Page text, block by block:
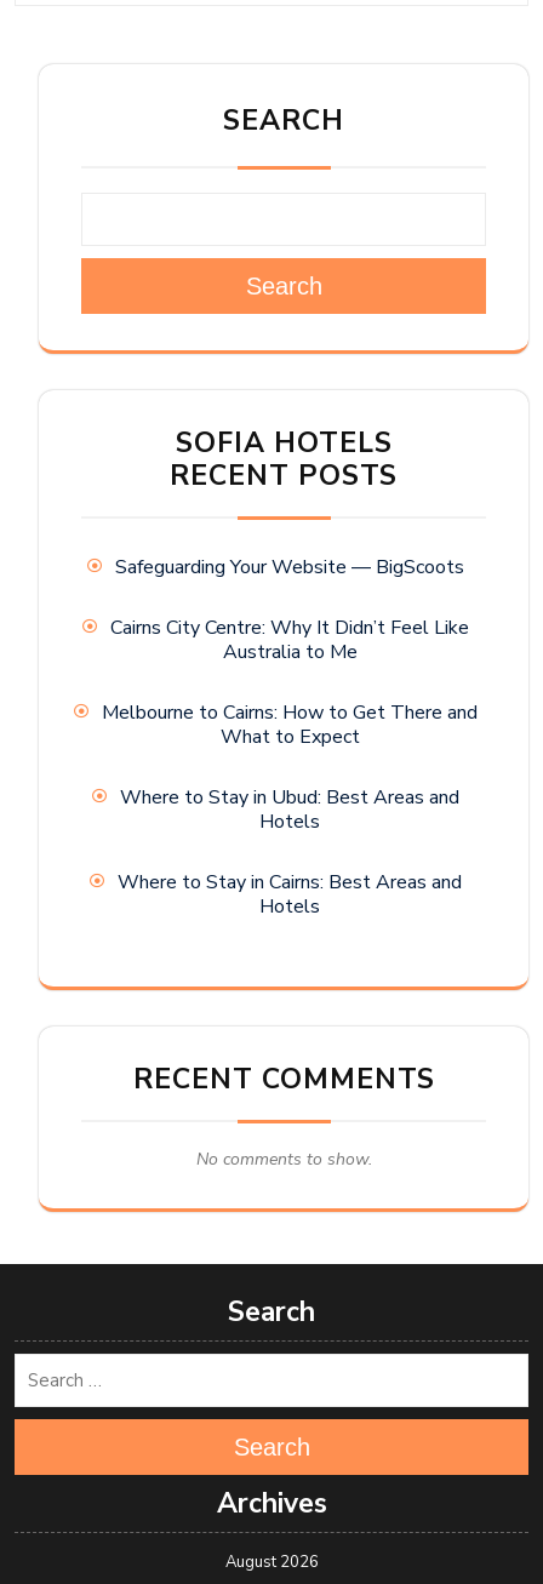
SEARCH
Search
SOFIA HOTELS
RECENT POSTS
Safeguarding Your Website — BigScoots
Cairns City Centre: Why It Didn’t Feel Like
Australia to Me
Melbourne to Cairns: How to Get There and
What to Expect
Where to Stay in Ubud: Best Areas and
Hotels
Where to Stay in Cairns: Best Areas and
Hotels
RECENT COMMENTS
No comments to show.
Search
Search
Archives
August 2026